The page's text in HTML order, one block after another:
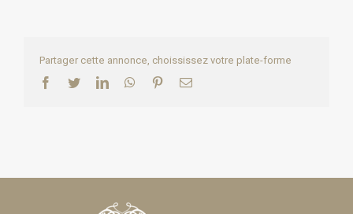
Partager cette annonce, choississez votre plate-forme
Facebook
TwitterLinkedInWhatsApp
PinterestEmail